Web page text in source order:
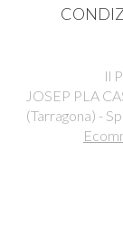
Il
JOSEP PLA
(Tarragona) -